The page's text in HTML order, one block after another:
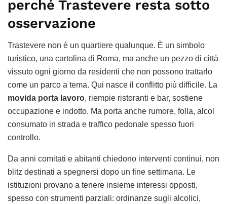
perché Trastevere resta sotto
osservazione
Trastevere non è un quartiere qualunque. È un simbolo
turistico, una cartolina di Roma, ma anche un pezzo di città
vissuto ogni giorno da residenti che non possono trattarlo
come un parco a tema. Qui nasce il conflitto più difficile. La
movida porta lavoro, riempie ristoranti e bar, sostiene
occupazione e indotto. Ma porta anche rumore, folla, alcol
consumato in strada e traffico pedonale spesso fuori
controllo.
Da anni comitati e abitanti chiedono interventi continui, non
blitz destinati a spegnersi dopo un fine settimana. Le
istituzioni provano a tenere insieme interessi opposti,
spesso con strumenti parziali: ordinanze sugli alcolici,